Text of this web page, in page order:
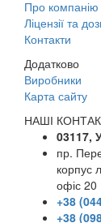
Про компанію
Ліцензії та
Контакти
Додатково
Виробники
Карта сайту
НАШІ
03117,
пр.
корпус
офіс 20
+38
+38